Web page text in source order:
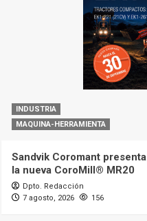
INDUSTRIA
MAQUINA-HERRAMIENTA
Sandvik Coromant presenta
la nueva CoroMill® MR20
Dpto. Redacción
7 agosto, 2026
156